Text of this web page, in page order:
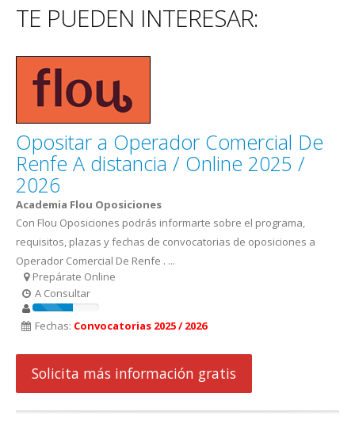
TE PUEDEN INTERESAR:
Opositar a Operador Comercial De
Renfe A distancia / Online 2025 /
2026
Academia Flou Oposiciones
Con Flou Oposiciones podrás informarte sobre el programa,
requisitos, plazas y fechas de convocatorias de oposiciones a
Operador Comercial De Renfe . ...
Prepárate Online
A Consultar
Fechas: Convocatorias 2025 / 2026
Solicita más información gratis